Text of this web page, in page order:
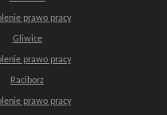
prawo pracy
Gliwice
prawo pracy
Raciborz
prawo pracy